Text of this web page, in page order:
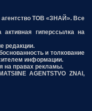
ТОВ «ЗНАЙ». Все
активная гиперссылка на
редакции.
и толкование
информации.
на правах рекламы.
AGENTSTVO ZNAI,